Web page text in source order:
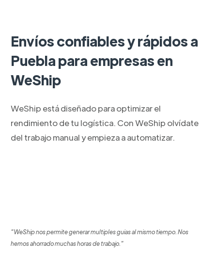
Envíos confiables y rápidos a
Puebla para empresas en
WeShip
WeShip está diseñado para optimizar el
rendimiento de tu logística. Con WeShip olvídate
del trabajo manual y empieza a automatizar.
"WeShip nos permite generar multiples guias al mismo tiempo. Nos
hemos ahorrado muchas horas de trabajo."